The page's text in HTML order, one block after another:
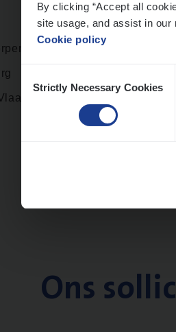
By clicking “Accept all
site usage, and assist in our
Cookie policy
Selection
Strictly Necessary Cookies
Ons